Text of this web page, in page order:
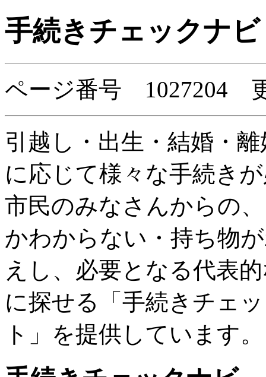
手続きチェックナ
ページ番号 1027204
引越し・出生・結婚・
に応じて様々な手続き
市民のみなさんからの
かわからない・持ち物
えし、必要となる代表
に探せる「手続きチェ
ト」を提供しています。